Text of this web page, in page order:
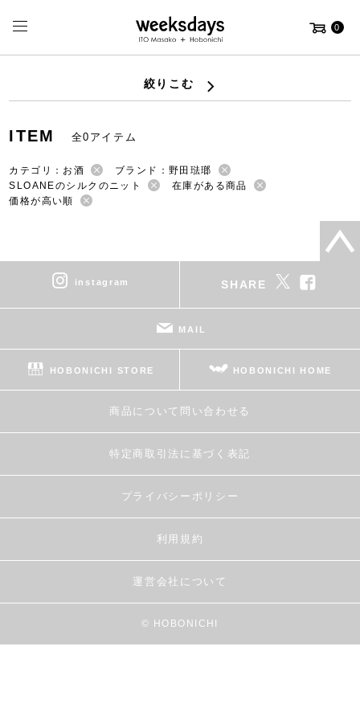
0
絞りこむ
ITEM 全0アイテム
カテゴリ：お酒
ブランド：野田琺瑯
SLOANEのシルクのニット
在庫がある商品
価格が高い順
instagram SHARE
MAIL
HOBONICHI STORE HOBONICHI HOME
商品について問い合わせる
特定商取引法に基づく表記
プライバシーポリシー
利用規約
運営会社について
© HOBONICHI